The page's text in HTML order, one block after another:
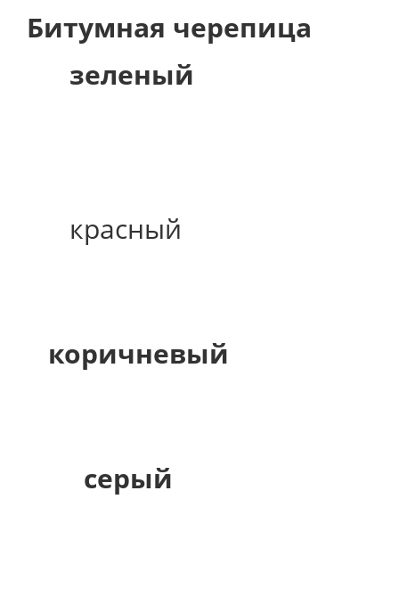
Битумная черепица
зеленый
красный
коричневый
серый